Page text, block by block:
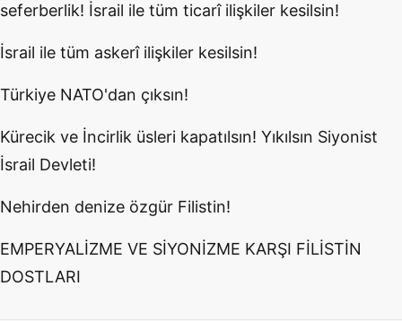
seferberlik! İsrail ile tüm ticarî ilişkiler kesilsin!
İsrail ile tüm askerî ilişkiler kesilsin!
Türkiye NATO'dan çıksın!
Kürecik ve İncirlik üsleri kapatılsın! Yıkılsın Siyonist
İsrail Devleti!
Nehirden denize özgür Filistin!
EMPERYALİZME VE SİYONİZME KARŞI FİLİSTİN
DOSTLARI